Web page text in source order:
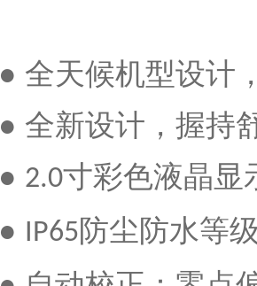
● 全天候机型设计
● 全新设计，握持
● 2.0寸彩色液晶显
● IP65防尘防水等